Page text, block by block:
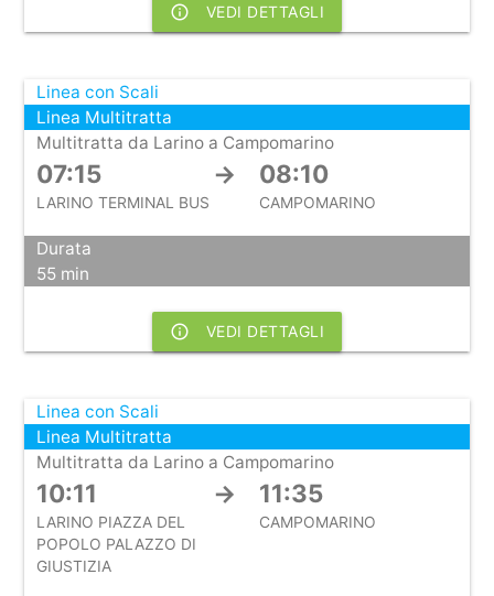
info_outline VEDI DETTAGLI
Linea con Scali
Linea Multitratta
Multitratta da Larino a Campomarino
07:15 → 08:10
LARINO TERMINAL BUS CAMPOMARINO
Durata
55 min
info_outline VEDI DETTAGLI
Linea con Scali
Linea Multitratta
Multitratta da Larino a Campomarino
10:11 → 11:35
LARINO PIAZZA DEL
POPOLO PALAZZO DI
GIUSTIZIA
CAMPOMARINO